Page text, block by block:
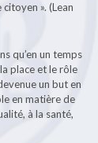
». (Lean
qu’en un temps
place et le rôle
un but en
en matière de
à la santé,